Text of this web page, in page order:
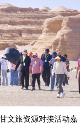
文旅资源对接活动嘉